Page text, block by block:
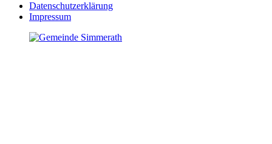
Datenschutzerklärung
Impressum